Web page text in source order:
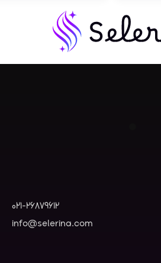
021-26879612
info@selerina.com